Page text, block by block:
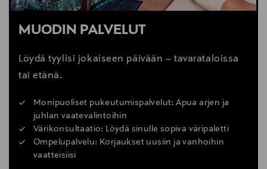
MUODIN PALVELUT
Löydä tyylisi jokaiseen päivään – tavarataloissa
tai etänä.
Monipuoliset pukeutumispalvelut: Apua arjen ja
juhlan vaatevalintoihin
Värikonsultaatio: Löydä sinulle sopiva väripaletti
Ompelupalvelu: Korjaukset uusiin ja vanhoihin
vaatteisiisi